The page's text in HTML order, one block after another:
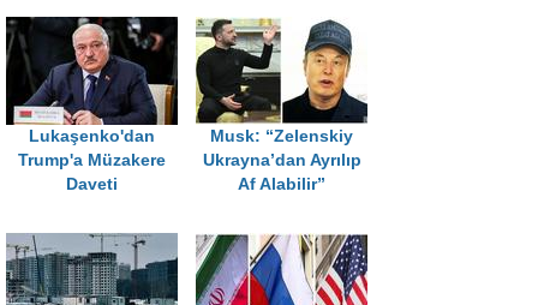
Lukaşenko'dan
Trump'a Müzakere
Daveti
Musk: “Zelenskiy
Ukrayna’dan Ayrılıp
Af Alabilir”